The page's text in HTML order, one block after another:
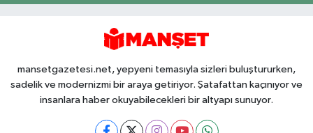
mansetgazetesi.net, yepyeni temasıyla sizleri buluştururken,
sadelik ve modernizmi bir araya getiriyor. Şatafattan kaçınıyor ve
insanlara haber okuyabilecekleri bir altyapı sunuyor.